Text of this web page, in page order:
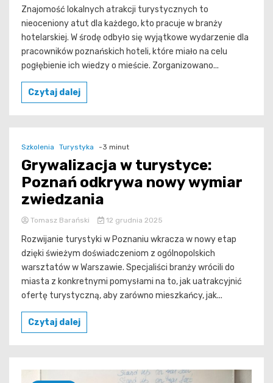
Znajomość lokalnych atrakcji turystycznych to
nieoceniony atut dla każdego, kto pracuje w branży
hotelarskiej. W środę odbyło się wyjątkowe wydarzenie dla
pracowników poznańskich hoteli, które miało na celu
pogłębienie ich wiedzy o mieście. Zorganizowano...
Czytaj dalej
Szkolenia Turystyka -3 minut
Grywalizacja w turystyce:
Poznań odkrywa nowy wymiar
zwiedzania
Tomasz Barański 12 grudnia 2025
Rozwijanie turystyki w Poznaniu wkracza w nowy etap
dzięki świeżym doświadczeniom z ogólnopolskich
warsztatów w Warszawie. Specjaliści branży wrócili do
miasta z konkretnymi pomysłami na to, jak uatrakcyjnić
ofertę turystyczną, aby zarówno mieszkańcy, jak...
Czytaj dalej